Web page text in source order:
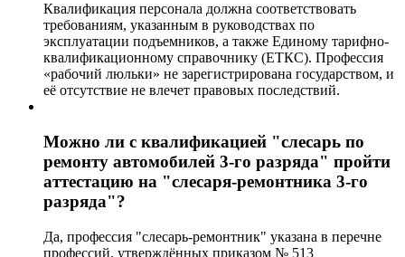
Квалификация персонала должна соответствовать
требованиям, указанным в руководствах по
эксплуатации подъемников, а также Единому тарифно-
квалификационному справочнику (ЕТКС). Профессия
«рабочий люльки» не зарегистрирована государством, и
её отсутствие не влечет правовых последствий.
Можно ли с квалификацией "слесарь по
ремонту автомобилей 3-го разряда" пройти
аттестацию на "слесаря-ремонтника 3-го
разряда"?
Да, профессия "слесарь-ремонтник" указана в перечне
профессий, утверждённых приказом № 513